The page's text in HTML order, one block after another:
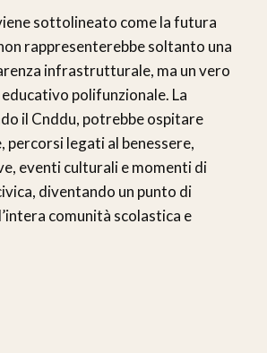
sottolineato come la futura
rappresenterebbe soltanto una
infrastrutturale, ma un vero
polifunzionale. La
il Cnddu, potrebbe ospitare
legati al benessere,
eventi culturali e momenti di
diventando un punto di
comunità scolastica e